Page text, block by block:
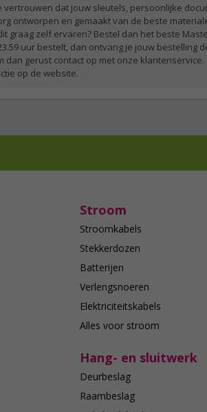
vertrouwen dat jouw sleutels, persoonlijke
ontworpen en gemaakt van de beste
graag zelf ervaren? Bestel dan het beste
uur bestelt, dan ontvang je jouw bestelling
dan gerust contact op met onze
op de website.
Stroom
Stroomkabels
Stekkerdozen
Batterijen
Verlengsnoeren
Elektriciteitskabels
Alles voor stroom
Hang- en sluitwerk
Deurbeslag
Raambeslag